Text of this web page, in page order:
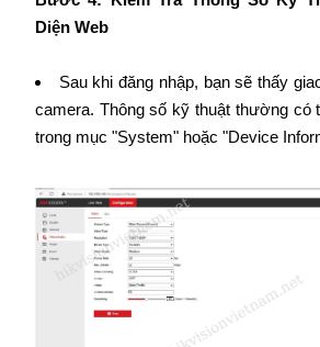
Diện Web
Sau khi đăng nhập, bạn sẽ thấy
camera. Thông số kỹ thuật thường có
trong mục "System" hoặc "Device